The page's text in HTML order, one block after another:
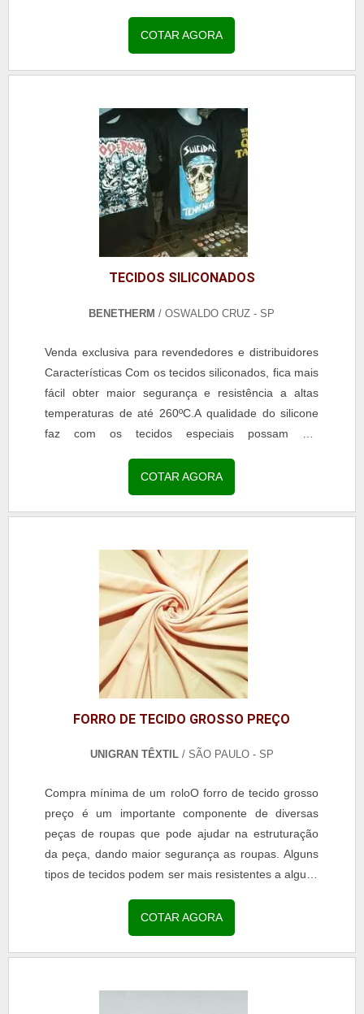
Sendo assim, é fundamental que o processo de
produção seja feito de forma cautelosa e todas as
peças sejam utilizadas de forma de correta, até
quando se trata do modelo retrátil. .
COTAR AGORA
TECIDOS SILICONADOS
BENETHERM / OSWALDO CRUZ - SP
Venda exclusiva para revendedores e distribuidores
Características Com os tecidos siliconados, fica mais
fácil obter maior segurança e resistência a altas
temperaturas de até 260ºC.A qualidade do silicone
faz com os tecidos especiais possam ser
COTAR AGORA
FORRO DE TECIDO GROSSO PREÇO
UNIGRAN TÊXTIL/ SÃO PAULO - SP
Compra mínima de um roloO forro de tecido grosso
preço é um importante componente de diversas
peças de roupas que pode ajudar na estruturação
da peça, dando maior segurança as roupas. Alguns
tipos de tecidos podem ser mais resistentes a alguns
COTAR AGORA